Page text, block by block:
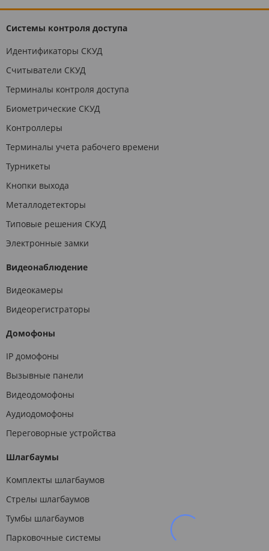
Системы контроля доступа
Идентификаторы СКУД
Считыватели СКУД
Терминалы контроля доступа
Биометрические СКУД
Контроллеры
Терминалы учета рабочего времени
Турникеты
Кнопки выхода
Металлодетекторы
Типовые решения СКУД
Электронные замки
Видеонаблюдение
Видеокамеры
Видеорегистраторы
Домофоны
IP домофоны
Вызывные панели
Видеодомофоны
Аудиодомофоны
Переговорные устройства
Шлагбаумы
Комплекты шлагбаумов
Стрелы шлагбаумов
Тумбы шлагбаумов
Парковочные системы